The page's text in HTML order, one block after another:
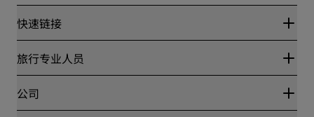
快速链接
丽赏会
Blog
目的地
旅行专业人员
合作伙伴
公司